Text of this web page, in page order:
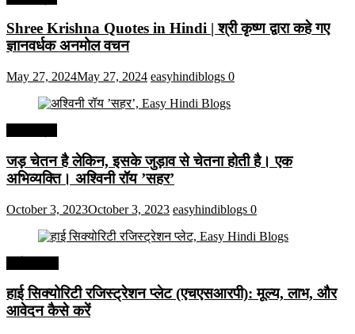
Shree Krishna Quotes in Hindi | श्री कृष्ण द्वारा कहे गए
ज्ञानवर्धक अनमोल वचन
May 27, 2024May 27, 2024 easyhindiblogs 0
जड़ चेतन है लेकिन, इसके जुड़ाव से चेतना होती है। एक
अभिव्यक्ति। अश्विनी रॉय ’सहर’
October 3, 2023October 3, 2023 easyhindiblogs 0
हाई सिक्योरिटी रजिस्ट्रेशन प्लेट (एचएसआरपी): मूल्य, लाभ, और
आवेदन कैसे करें